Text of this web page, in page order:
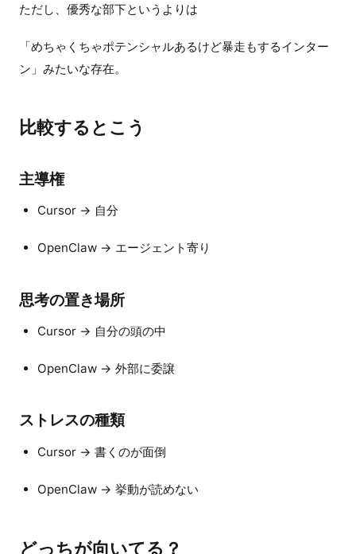
ただし、優秀な部下というよりは
「めちゃくちゃポテンシャルあるけど暴走もするインター
ン」みたいな存在。
比較するとこう
主導権
Cursor → 自分
OpenClaw → エージェント寄り
思考の置き場所
Cursor → 自分の頭の中
OpenClaw → 外部に委譲
ストレスの種類
Cursor → 書くのが面倒
OpenClaw → 挙動が読めない
どっちが向いてる？